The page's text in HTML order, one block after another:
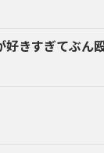
好きすぎてぶん